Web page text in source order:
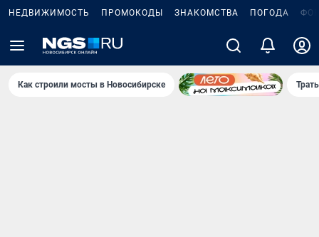
НЕДВИЖИМОСТЬ ПРОМОКОДЫ ЗНАКОМСТВА ПОГОДА
Как строили мосты в Новосибирске